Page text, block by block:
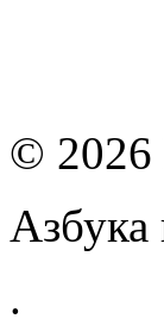
© 2026
.